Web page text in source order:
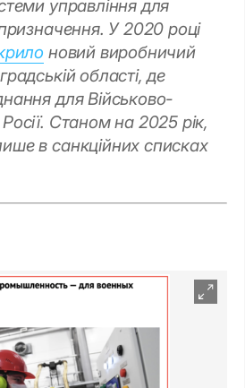
управління для
У 2020 році
новий виробничий
області, де
для Військово-
Станом на 2025 рік,
в санкційних списках